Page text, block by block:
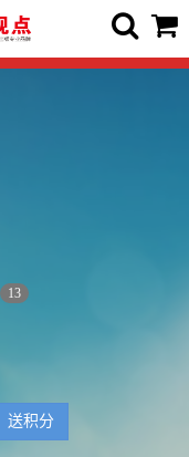
13
送积分